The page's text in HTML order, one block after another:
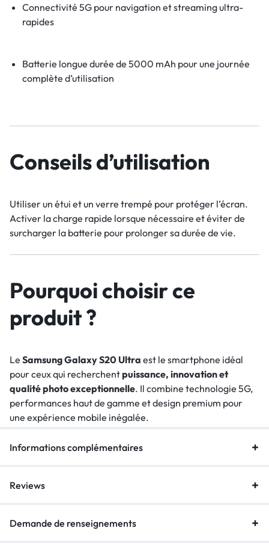
Connectivité 5G pour navigation et streaming ultra-
rapides
Batterie longue durée de 5000 mAh pour une journée
complète d’utilisation
Conseils d’utilisation
Utiliser un étui et un verre trempé pour protéger l’écran.
Activer la charge rapide lorsque nécessaire et éviter de
surcharger la batterie pour prolonger sa durée de vie.
Pourquoi choisir ce
produit ?
Le Samsung Galaxy S20 Ultra est le smartphone idéal
pour ceux qui recherchentpuissance, innovation et
qualité photo exceptionnelle. Il combine technologie 5G,
performances haut de gamme et design premium pour
une expérience mobile inégalée.
Informations complémentaires
Reviews
Demande de renseignements